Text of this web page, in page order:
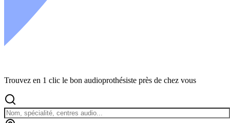
Trouvez en 1 clic le bon audioprothésiste près de chez vous